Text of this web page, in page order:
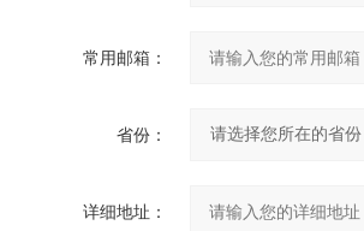
常用邮箱：
省份：
详细地址：